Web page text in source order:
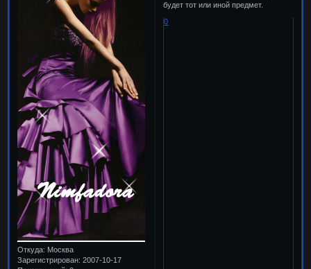
Откуда: Москва
Зарегистрирован: 2007-10-17
будет тот или иной предмет.
0